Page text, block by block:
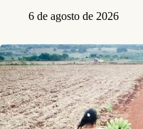
6 de agosto de 2026